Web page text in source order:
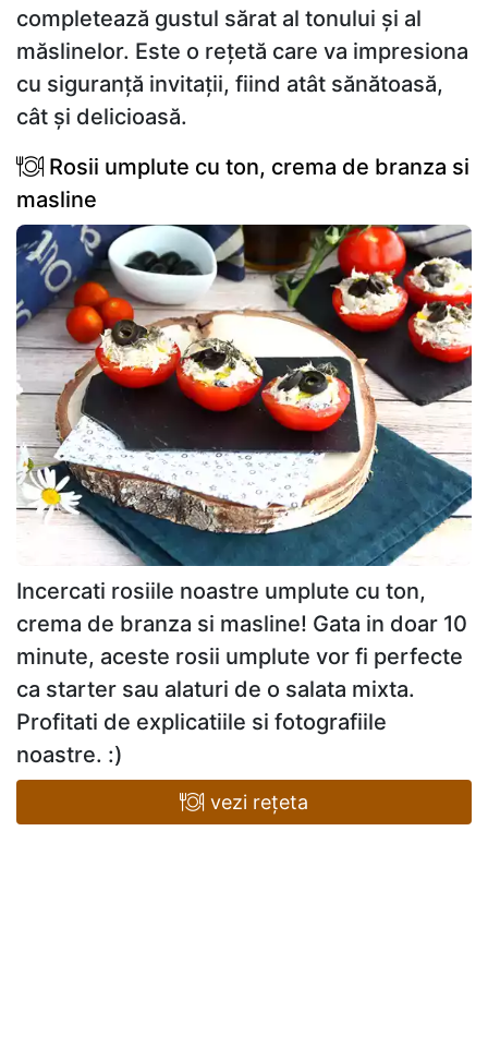
completează gustul sărat al tonului și al
măslinelor. Este o rețetă care va impresiona
cu siguranță invitații, fiind atât sănătoasă,
cât și delicioasă.
Rosii umplute cu ton, crema de branza si
masline
Incercati rosiile noastre umplute cu ton,
crema de branza si masline! Gata in doar 10
minute, aceste rosii umplute vor fi perfecte
ca starter sau alaturi de o salata mixta.
Profitati de explicatiile si fotografiile
noastre. :)
vezi rețeta